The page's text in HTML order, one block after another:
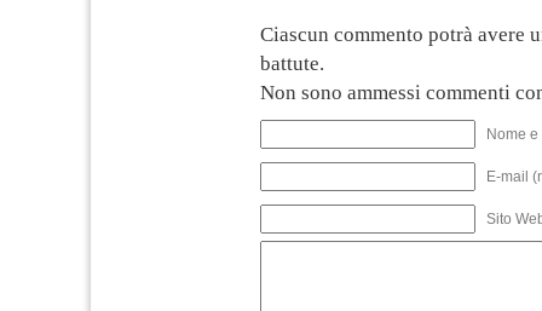
Ciascun commento potrà avere
battute.
Non sono ammessi commenti
Nome
E-mail
Sito